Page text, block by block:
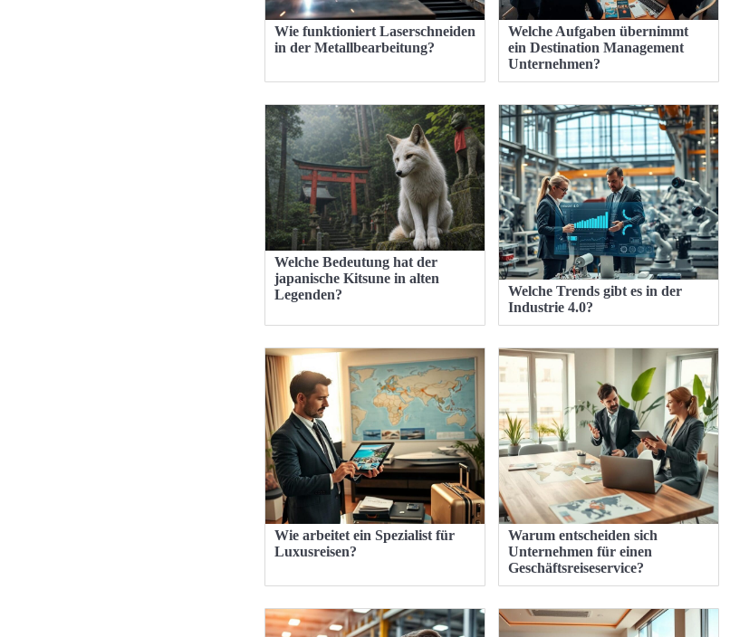
Wie funktioniert Laserschneiden
in der Metallbearbeitung?
Welche Aufgaben übernimmt
ein Destination Management
Unternehmen?
Welche Bedeutung hat der
japanische Kitsune in alten
Legenden?
Welche Trends gibt es in der
Industrie 4.0?
Wie arbeitet ein Spezialist für
Luxusreisen?
Warum entscheiden sich
Unternehmen für einen
Geschäftsreiseservice?